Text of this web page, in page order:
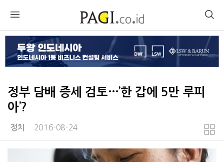
정부 담배 증세 검토…’한 갑에 5만 루피
아’?
정치 2016-08-24